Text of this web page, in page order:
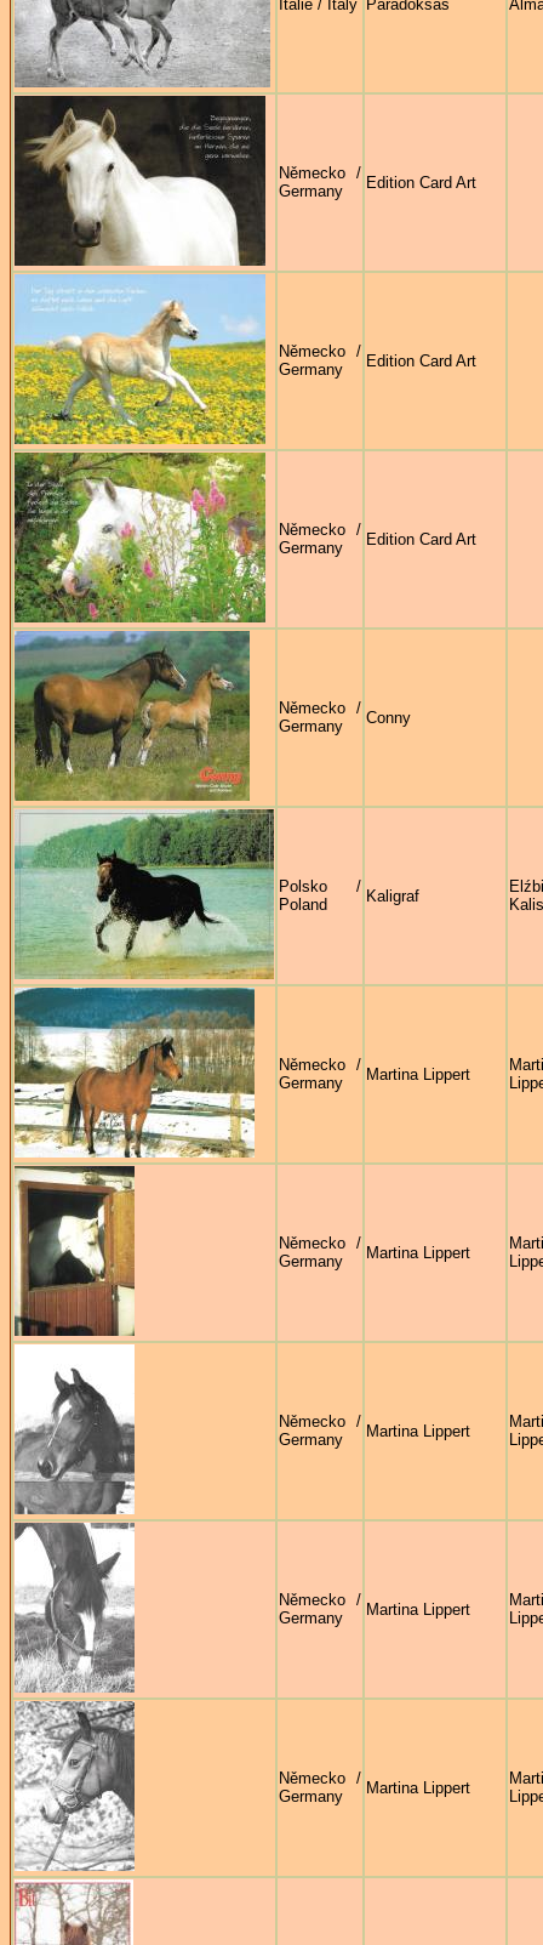
Itálie / Italy Paradoksas
Německo /
Germany
Edition Card Art
Německo /
Germany
Edition Card Art
Německo /
Germany
Edition Card Art
Německo /
Germany
Conny
Polsko /
Poland
Kaligraf
Německo /
Germany
Martina Lippert
Německo /
Germany
Martina Lippert
Německo /
Germany
Martina Lippert
Německo /
Germany
Martina Lippert
Německo /
Germany
Martina Lippert